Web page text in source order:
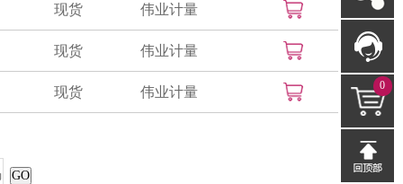
现货 伟业计量
现货 伟业计量
现货 伟业计量
GO
0